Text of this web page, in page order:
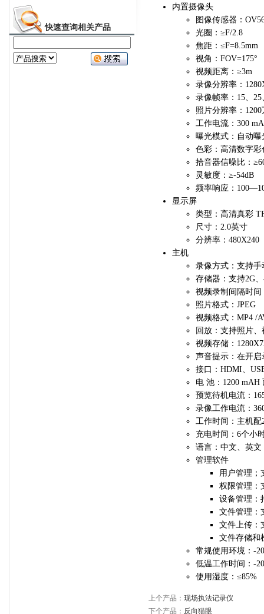
快速查询相关产品
内置摄像头
图像传感器：
光圈：≥F/2.8
焦距：≤F=8.5mm
视角：FOV=175°
视频距离：≥3m
录像分辨率：
录像帧率：15、25
照片分辨率：
工作电流：300 mA
曝光模式：自动
色彩：高清数字彩
拾音器信噪比：
灵敏度：≥-54dB
频率响应：
显示屏
类型：高清真彩
尺寸：2.0英
分辨率：480X240
主机
录像方式：支持
存储器：支持2G
视频录制间隔时间
照片格式：JPEG
视频格式：MP4 /
回放：支持照片
视频存储：
声音提示：在开
接口：HDMI、
电 池：1200 mAH
预览待机电流：
录像工作电流：
工作时间：主机配
充电时间：6个小
语言：中文、英文
管理软件
用户管理；
权限管理：
设备管理：
文件管理：
文件上传：
文件存储和
常规使用环境：-
低温工作时间：-
使用湿度：≤85%
上个产品： 现场执法记录仪
下个产品： 反向猫眼